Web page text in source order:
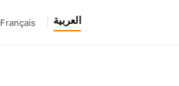
العربية Français